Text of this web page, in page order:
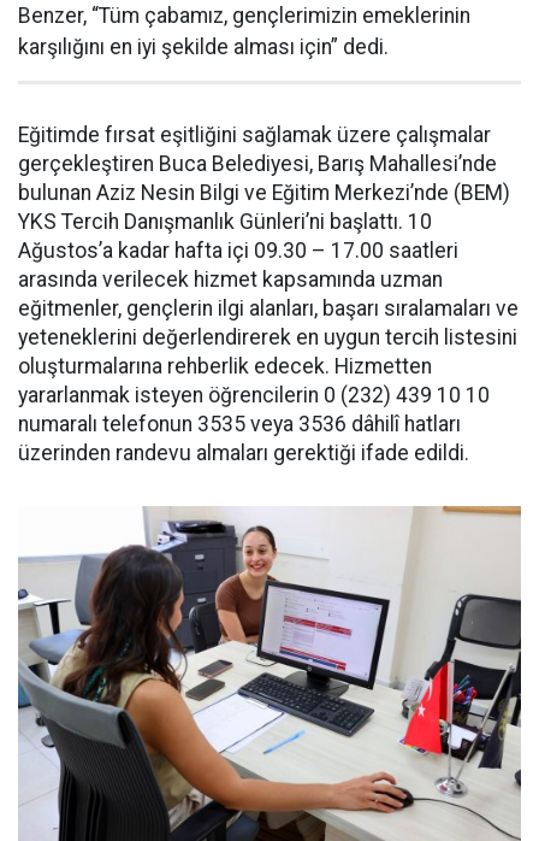
Benzer, “Tüm çabamız, gençlerimizin emeklerinin
karşılığını en iyi şekilde alması için” dedi.
Eğitimde fırsat eşitliğini sağlamak üzere çalışmalar
gerçekleştiren Buca Belediyesi, Barış Mahallesi’nde
bulunan Aziz Nesin Bilgi ve Eğitim Merkezi’nde (BEM)
YKS Tercih Danışmanlık Günleri’ni başlattı. 10
Ağustos’a kadar hafta içi 09.30 – 17.00 saatleri
arasında verilecek hizmet kapsamında uzman
eğitmenler, gençlerin ilgi alanları, başarı sıralamaları ve
yeteneklerini değerlendirerek en uygun tercih listesini
oluşturmalarına rehberlik edecek. Hizmetten
yararlanmak isteyen öğrencilerin 0 (232) 439 10 10
numaralı telefonun 3535 veya 3536 dâhilî hatları
üzerinden randevu almaları gerektiği ifade edildi.